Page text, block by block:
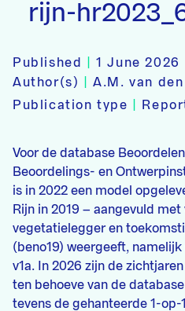
rijn-
Published |1 June 2026
Author(s)
|A.M. van
Publication type
Voor de database
Beoordelings- en
is in 2022 een model
Rijn in 2019 – aangevuld
vegetatielegger en
(beno19) weergeeft,
v1a. In 2026 zijn de
ten behoeve van de
tevens de gehanteerde 1-op-